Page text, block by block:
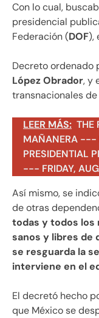
Con lo cual,
presidencial
Federación (DOF),
Decreto ordenado
López Obrador, y
transnacionales
LEER MÁS: THE
MAÑANERA ---
PRESIDENTIAL
--- FRIDAY,
Así mismo, se
de otras
todas y todos los
sanos y libres de
se resguarda la
interviene en el
El decretó hecho
que México se